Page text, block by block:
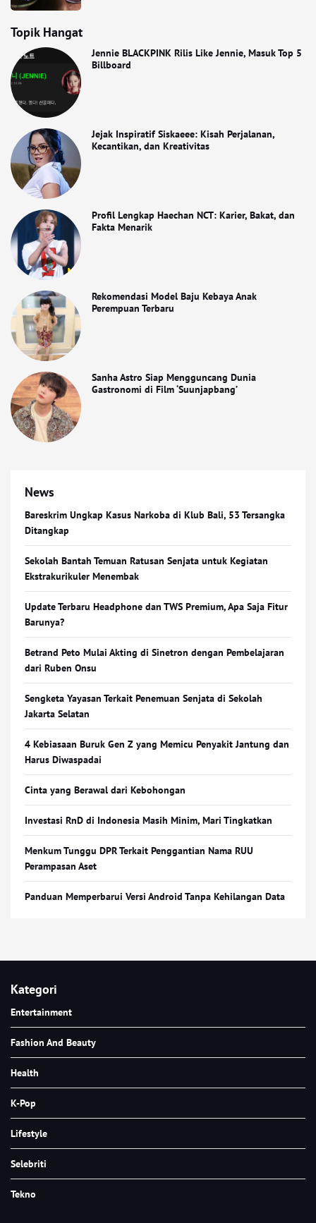
Topik Hangat
Jennie BLACKPINK Rilis Like Jennie, Masuk Top 5
Billboard
Jejak Inspiratif Siskaeee: Kisah Perjalanan,
Kecantikan, dan Kreativitas
Profil Lengkap Haechan NCT: Karier, Bakat, dan
Fakta Menarik
Rekomendasi Model Baju Kebaya Anak
Perempuan Terbaru
Sanha Astro Siap Mengguncang Dunia
Gastronomi di Film ‘Suunjapbang’
News
Bareskrim Ungkap Kasus Narkoba di Klub Bali, 53 Tersangka
Ditangkap
Sekolah Bantah Temuan Ratusan Senjata untuk Kegiatan
Ekstrakurikuler Menembak
Update Terbaru Headphone dan TWS Premium, Apa Saja Fitur
Barunya?
Betrand Peto Mulai Akting di Sinetron dengan Pembelajaran
dari Ruben Onsu
Sengketa Yayasan Terkait Penemuan Senjata di Sekolah
Jakarta Selatan
4 Kebiasaan Buruk Gen Z yang Memicu Penyakit Jantung dan
Harus Diwaspadai
Cinta yang Berawal dari Kebohongan
Investasi RnD di Indonesia Masih Minim, Mari Tingkatkan
Menkum Tunggu DPR Terkait Penggantian Nama RUU
Perampasan Aset
Panduan Memperbarui Versi Android Tanpa Kehilangan Data
Kategori
Entertainment
Fashion And Beauty
Health
K-Pop
Lifestyle
Selebriti
Tekno